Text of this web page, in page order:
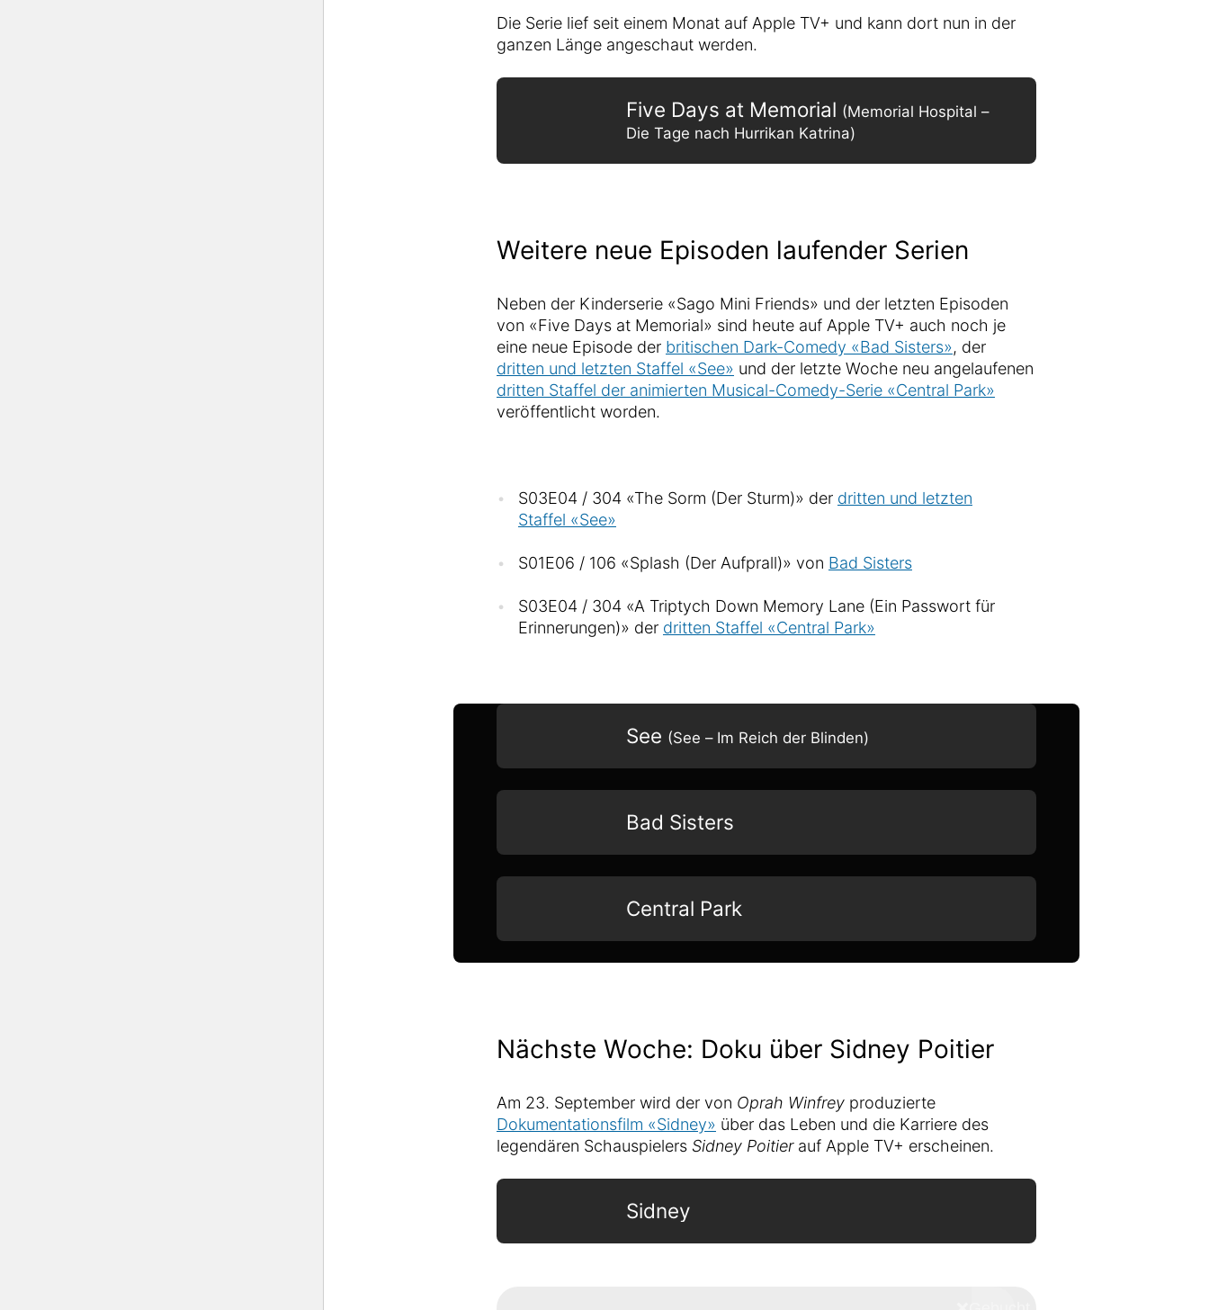
Die Serie lief seit einem Monat auf Apple TV+ und kann dort nun in der
ganzen Länge angeschaut werden.
Five Days at Memorial (Memorial Hospital –
Die Tage nach Hurrikan Katrina)
Weitere neue Episoden laufender Serien
Neben der Kinderserie «Sago Mini Friends» und der letzten Episoden
von «Five Days at Memorial» sind heute auf Apple TV+ auch noch je
eine neue Episode der britischen Dark-Comedy «Bad Sisters», der
dritten und letzten Staffel «See» und der letzte Woche neu angelaufenen
dritten Staffel der animierten Musical-Comedy-Serie «Central Park»
veröffentlicht worden.
S03E04 / 304 «The Sorm (Der Sturm)» der dritten und letzten
Staffel «See»
S01E06 / 106 «Splash (Der Aufprall)» von Bad Sisters
S03E04 / 304 «A Triptych Down Memory Lane (Ein Passwort für
Erinnerungen)» der dritten Staffel «Central Park»
See (See – Im Reich der Blinden)
Bad Sisters
Central Park
Nächste Woche: Doku über Sidney Poitier
Am 23. September wird der von Oprah Winfreyproduzierte
Dokumentationsfilm «Sidney» über das Leben und die Karriere des
legendären Schauspielers Sidney Poitierauf Apple TV+ erscheinen.
Sidney